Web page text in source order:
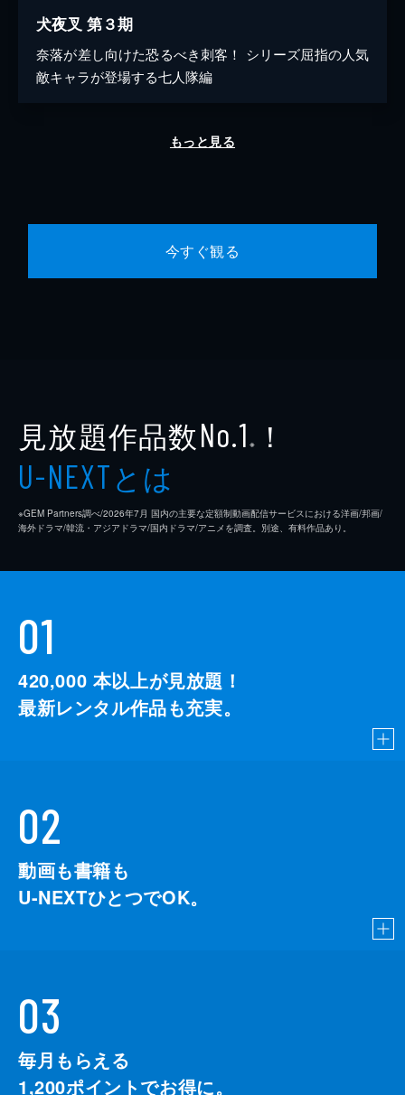
犬夜叉 第３期
奈落が差し向けた恐るべき刺客！ シリーズ屈指の人気
敵キャラが登場する七人隊編
もっと見る
今すぐ観る
見放題作品数No.1 ※ ！
U-NEXTとは
※GEM Partners調べ/2026年7⽉ 国内の主要な定額制動画配信サービスにおける洋画/邦画/
海外ドラマ/韓流・アジアドラマ/国内ドラマ/アニメを調査。別途、有料作品あり。
01
420,000 本以上が見放題！
最新レンタル作品も充実。
02
動画も書籍も
U-NEXTひとつでOK。
03
毎月もらえる
1,200ポイントでお得に。